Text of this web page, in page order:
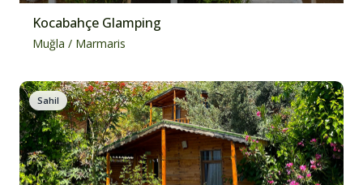
Kocabahçe Glamping
Muğla / Marmaris
Sahil